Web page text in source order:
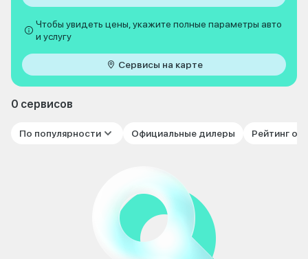
Чтобы увидеть цены, укажите полные параметры авто
и услугу
Сервисы на карте
0 сервисов
По популярности Официальные дилеры Рейтинг